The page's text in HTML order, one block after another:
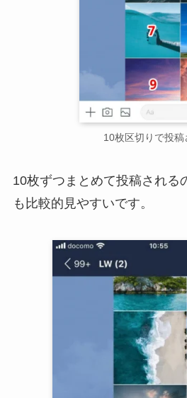
10枚区切りで投稿
10枚ずつまとめて投稿される
も比較的見やすいです。